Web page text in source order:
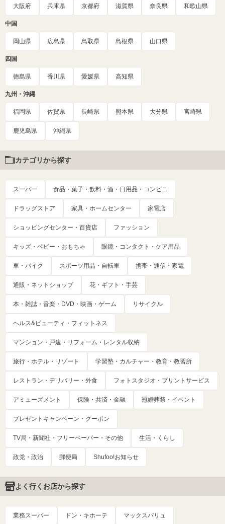
大阪府 兵庫県 京都府 滋賀県 奈良県 和歌山県
中国
岡山県 広島県 鳥取県 島根県 山口県
四国
徳島県 香川県 愛媛県 高知県
九州・沖縄
福岡県 佐賀県 長崎県 熊本県 大分県 宮崎県
鹿児島県 沖縄県
カテゴリから探す
スーパー 食品・菓子・飲料・酒・日用品・コンビニ
ドラッグストア 家具・ホームセンター 家電店
ショッピングセンター・百貨店 ファッション
キッズ・ベビー・おもちゃ 眼鏡・コンタクト・ケア用品
車・バイク スポーツ用品・自転車 携帯・通信・家電
通販・ネットショップ 花・ギフト・手芸
本・雑誌・音楽・DVD・映画・ゲーム リサイクル
ヘルス&ビューティ・フィットネス
マンション・戸建・リフォーム・レンタル収納
旅行・ホテル・リゾート 学習塾・カルチャー・教育・教習所
レストラン・デリバリー・外食 フォトスタジオ・プリントサービス
アミューズメント 保険・共済・金融 冠婚葬祭・イベント
プレゼントキャンペーン・クーポン
TV局・新聞社・フリーペーパー・その他 生活・くらし
政党・政治 郵便局 Shufoo!お知らせ
よく行くお店から探す
業務スーパー ドン・キホーテ マックスバリュ